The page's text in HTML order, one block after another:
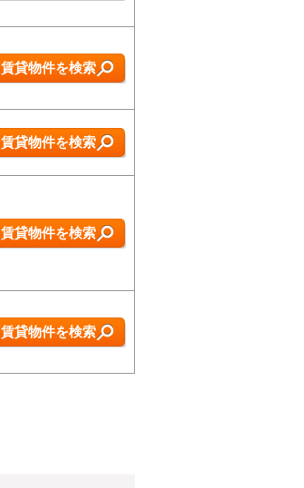
賃貸物件を検索
賃貸物件を検索
賃貸物件を検索
賃貸物件を検索